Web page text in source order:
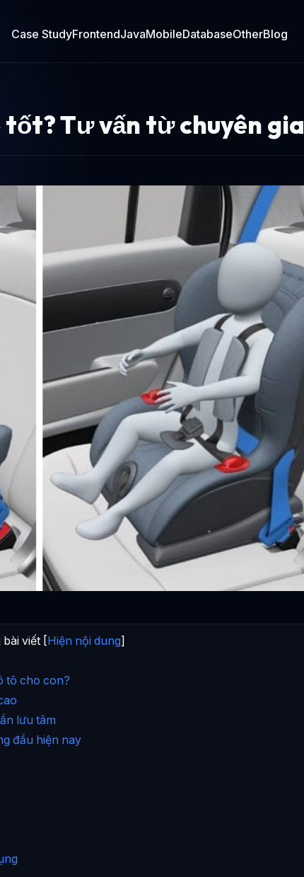
Case StudyFrontendJavaMobileDatabaseOtherBlog
Tư vấn từ chuyên gia
bài viết [Hiện nội dung]
tô cho con?
lưu tâm
đầu hiện nay